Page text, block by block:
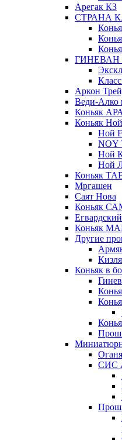
Арегак КЗ
СТРАНА
ГИНЕВАН
Аркон
Веди-Алко
Коньяк
Коньяк Ной
Ной
NOY
Ной
Ной
Коньяк
Мргашен
Саят Нова
Коньяк
Коньяк
Другие
Коньяк в
СИС